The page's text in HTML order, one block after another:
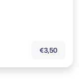
€3,50